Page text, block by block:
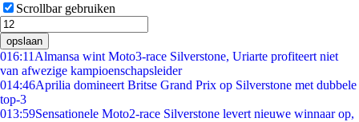
Scrollbar gebruiken
opslaan
016:11 Almansa wint Moto3-race Silverstone, Uriarte profiteert niet
van afwezige kampioenschapsleider
014:46Aprilia domineert Britse Grand Prix op Silverstone met dubbele
top-3
013:59Sensationele Moto2-race Silverstone levert nieuwe winnaar op,